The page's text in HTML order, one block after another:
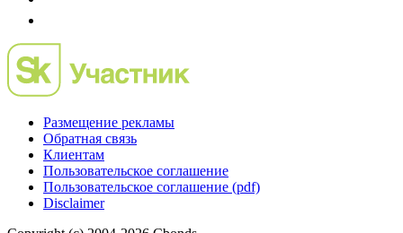
Размещение рекламы
Обратная связь
Клиентам
Пользовательское соглашение
Пользовательское соглашение (pdf)
Disclaimer